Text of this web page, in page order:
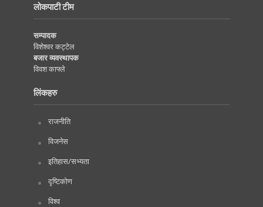
लोकपाटी टीम
सम्पादक
विशेश्वर कट्टेल
बजार व्यवस्थापक
विवश काफ्ले
लिंकहरु
राजनीति
विजनेस
इतिहास/सभ्यता
दृष्टिकोण
विश्व